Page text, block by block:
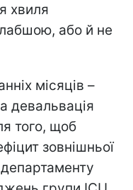
хвиля
або й не
місяців –
девальвація
того, щоб
зовнішньої